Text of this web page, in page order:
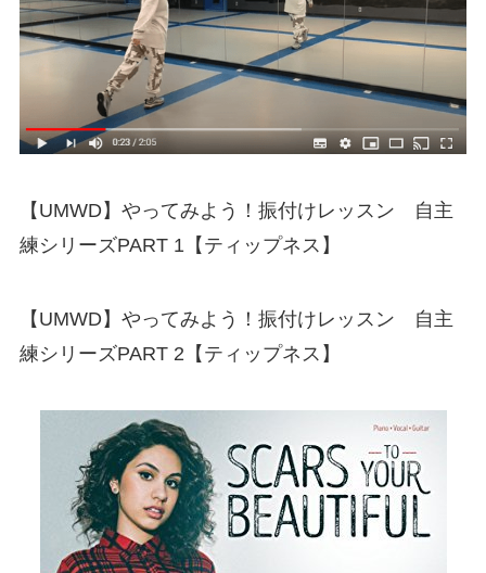
【UMWD】やってみよう！振付けレッスン 自主
練シリーズPART 1【ティップネス】
【UMWD】やってみよう！振付けレッスン 自主
練シリーズPART 2【ティップネス】